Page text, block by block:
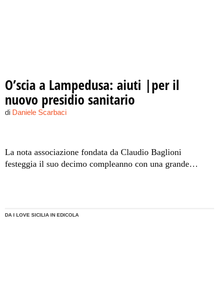
O’scia a Lampedusa: aiuti |per il
nuovo presidio sanitario
di Daniele Scarbaci
La nota associazione fondata da Claudio Baglioni
festeggia il suo decimo compleanno con una grande
DA I LOVE SICILIA IN EDICOLA